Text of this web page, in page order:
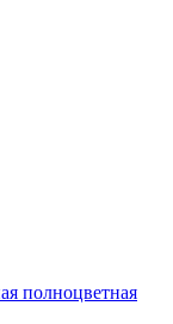
полноцветная